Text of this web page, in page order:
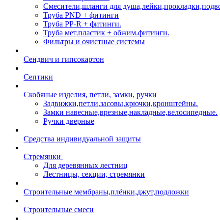
Смесители,шланги для
Труба PND + фитинги
Труба PP-R + фитинги.
Труба мет.пластик + обжим.фитинги.
Фильтры и очистные системы
Сендвич и гипсокартон
Септики
Скобяные изделия, петли, замки, ручки
Задвижки,петли,засовы,крючки,кронштейны.
Замки навесные,врезные,накладные,велосипедные.
Ручки дверные
Средства индивидуальной защиты
Стремянки
Для деревянных лестниц
Лестницы, секции, стремянки
Строительные мембраны,плёнки,джут,подложки
Строительные смеси